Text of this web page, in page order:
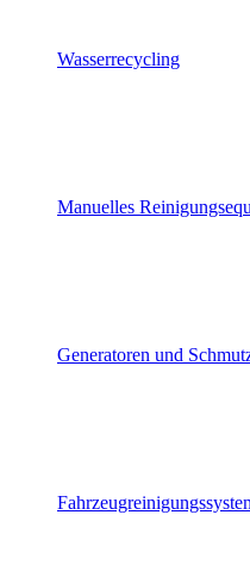
Wasserrecycling
Manuelles
Generatoren und